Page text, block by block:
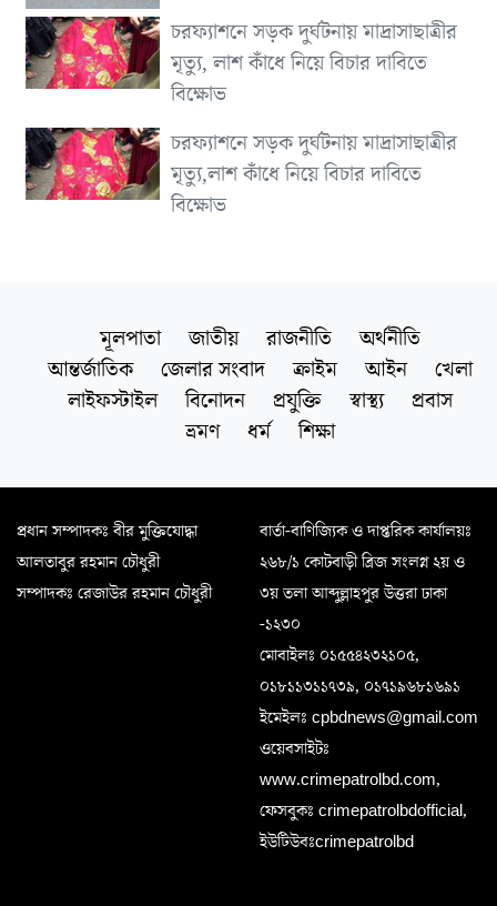
চরফ্যাশনে সড়ক দুর্ঘটনায় মাদ্রাসাছাত্রীর
মৃত্যু, লাশ কাঁধে নিয়ে বিচার দাবিতে
বিক্ষোভ
চরফ্যাশনে সড়ক দুর্ঘটনায় মাদ্রাসাছাত্রীর
মৃত্যু,লাশ কাঁধে নিয়ে বিচার দাবিতে
বিক্ষোভ
মূলপাতা জাতীয় রাজনীতি
অর্থনীতি
আন্তর্জাতিক
জেলার সংবাদ ক্রাইম আইন
খেলা
লাইফস্টাইল
বিনোদন প্রযুক্তি স্বাস্থ্য
প্রবাস
ভ্রমণ
ধর্ম শিক্ষা
প্রধান সম্পাদকঃ বীর মুক্তিযোদ্ধা
আলতাবুর রহমান চৌধুরী
সম্পাদকঃ রেজাউর রহমান চৌধুরী
বার্তা-বাণিজ্যিক ও দাপ্তরিক কার্যালয়ঃ
২৬৮/১ কোটবাড়ী ব্রিজ সংলগ্ন ২য় ও
৩য় তলা আব্দুল্লাহপুর উত্তরা ঢাকা
-১২৩০
মোবাইলঃ ০১৫৫৪২৩২১০৫,
০১৮১১৩১১৭৩৯, ০১৭১৯৬৮১৬৯১
ইমেইলঃ cpbdnews@gmail.com
ওয়েবসাইটঃ
www.crimepatrolbd.com,
ফেসবুকঃ crimepatrolbdofficial,
ইউটিউবঃcrimepatrolbd